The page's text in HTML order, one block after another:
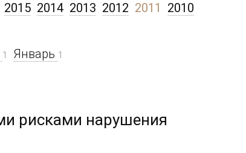
2015 2014 2013 2012 2011
1 Январь 1
2010
рисками нарушения